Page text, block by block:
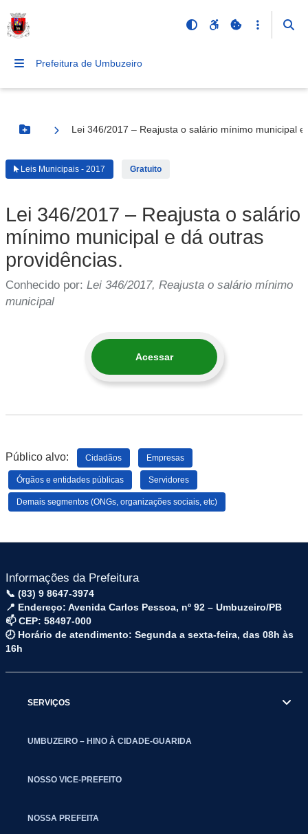
Prefeitura de Umbuzeiro
Botão Menu
Lei 346/2017 – Reajusta o salário mínimo municipal
Leis Municipais - 2017 Gratuito
Lei 346/2017 – Reajusta o salário
mínimo municipal e dá outras
providências.
Conhecido por: Lei 346/2017, Reajusta o salário mínimo
municipal
Acessar
Público alvo: Cidadãos Empresas
Órgãos e entidades públicas Servidores
Demais segmentos (ONGs, organizações sociais, etc)
Informações da Prefeitura
📞 (83) 9 8647-3974
📍 Endereço: Avenida Carlos Pessoa, nº 92 – Umbuzeiro/PB
📫 CEP: 58497-000
🕗 Horário de atendimento: Segunda a sexta-feira, das 08h às
16h
SERVIÇOS
UMBUZEIRO – HINO À CIDADE-GUARIDA
NOSSO VICE-PREFEITO
NOSSA PREFEITA